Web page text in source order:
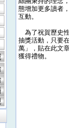
態增加更多讀者
互動。
為了祝賀歷史
抽獎活動，只要
萬」，貼在此文
獲得禮物。